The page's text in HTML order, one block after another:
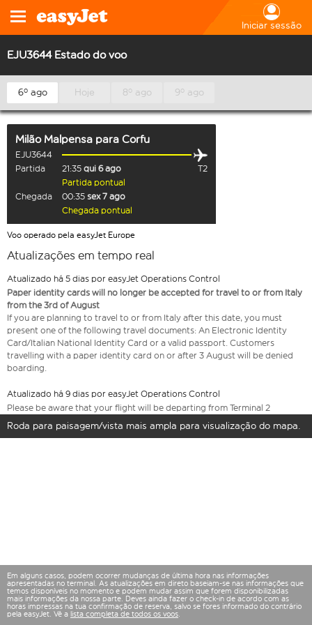
Iniciar sessão
EJU3644 Estado do voo
6º ago Hoje 8º ago 9º ago
Milão Malpensa para Corfu
EJU3644
Partida
21:35 qui 6 ago
T2
Partida pontual
Chegada
00:35 sex 7 ago
Chegada pontual
Voo operado pela easyJet Europe
Atualizações em tempo real
Atualizado há 5 dias por easyJet Operations Control
Paper identity cards will no longer be accepted for travel to or from Italy
from the 3rd of August
If you are planning to travel to or from Italy after this date, you must
present one of the following travel documents: An Electronic Identity
Card/Italian National Identity Card or a valid passport. Customers
travelling with a paper identity card on or after 3 August will be denied
boarding.
Atualizado há 9 dias por easyJet Operations Control
Please be aware that your flight will be departing from Terminal 2
Roda para paisagem/vista mais ampla para visualização do mapa.
Em alguns casos, podem ocorrer mudanças de última hora nas informações
apresentadas no terminal. As atualizações em direto baseiam-se nas informações que
temos disponíveis no momento e podem mudar assim que forem disponibilizadas
mais informações da nossa parte. Deves ainda fazer o check-in de acordo com as
horas impressas na tua confirmação de reserva, salvo se fores informado do contrário
pela easyJet. Vê a lista completa de todos os voos.